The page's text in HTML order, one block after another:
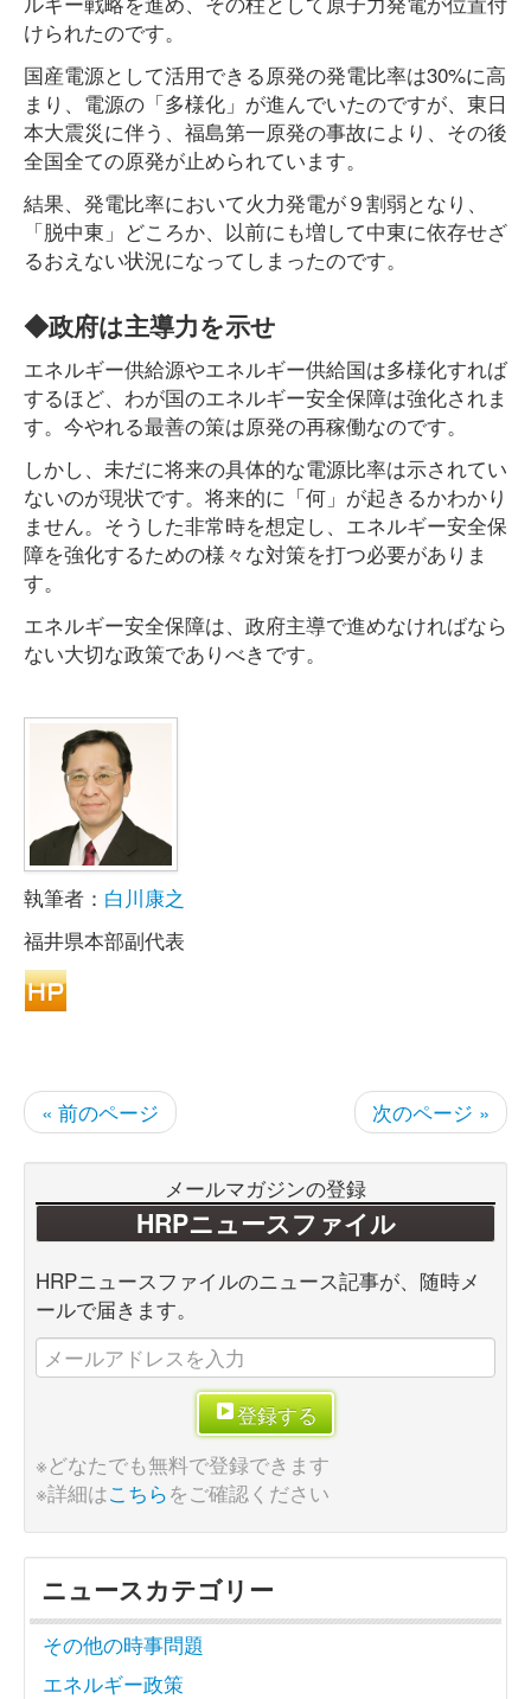
けられたのです。
国産電源として活用できる原発の発電比率は30%に高
まり、電源の「多様化」が進んでいたのですが、東日
本大震災に伴う、福島第一原発の事故により、その後
全国全ての原発が止められています。
結果、発電比率において火力発電が９割弱となり、
「脱中東」どころか、以前にも増して中東に依存せざ
るおえない状況になってしまったのです。
◆政府は主導力を示せ
エネルギー供給源やエネルギー供給国は多様化すれば
するほど、わが国のエネルギー安全保障は強化されま
す。今やれる最善の策は原発の再稼働なのです。
しかし、未だに将来の具体的な電源比率は示されてい
ないのが現状です。将来的に「何」が起きるかわかり
ません。そうした非常時を想定し、エネルギー安全保
障を強化するための様々な対策を打つ必要がありま
す。
エネルギー安全保障は、政府主導で進めなければなら
ない大切な政策でありべきです。
執筆者： 白川康之
福井県本部副代表
« 前のページ 次のページ »
メールマガジンの登録
HRPニュースファイル
HRPニュースファイルのニュース記事が、随時メ
ールで届きます。
登録する
※どなたでも無料で登録できます
※詳細はこちらをご確認ください
ニュースカテゴリー
その他の時事問題
エネルギー政策